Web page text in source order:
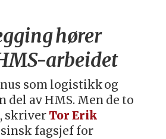
hører
arbeidet
som logistikk og
del av HMS. Men de to
skriver Tor Erik
fagsjef for